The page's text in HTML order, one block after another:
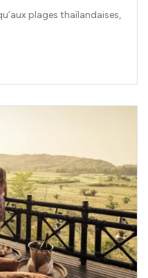
plages thaïlandaises,